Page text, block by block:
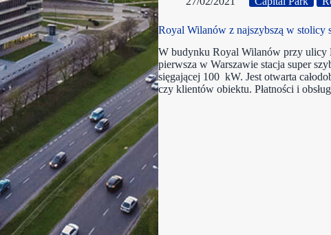
Royal Wilanów z najszybszą w stolicy
W budynku Royal Wilanów przy ulicy
pierwsza w Warszawie stacja super
sięgającej 100 kW. Jest otwarta
czy klientów obiektu. Płatności i